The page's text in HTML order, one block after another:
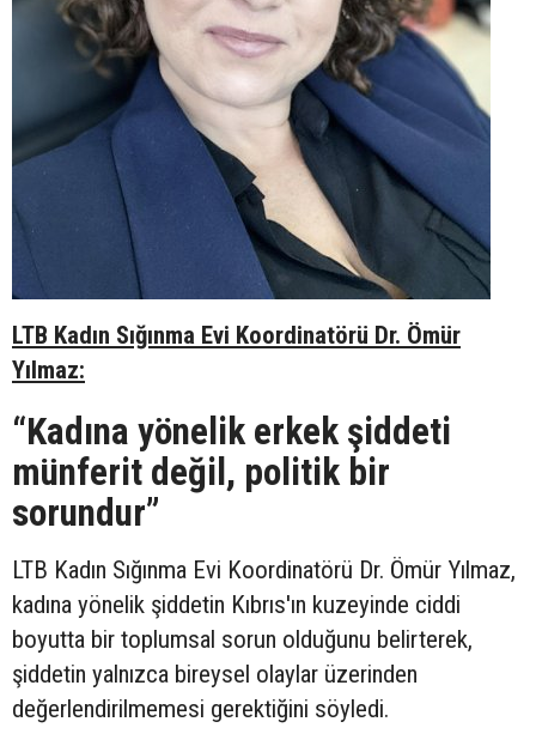
LTB Kadın Sığınma Evi Koordinatörü Dr. Ömür
Yılmaz:
“Kadına yönelik erkek şiddeti
münferit değil, politik bir
sorundur”
LTB Kadın Sığınma Evi Koordinatörü Dr. Ömür Yılmaz,
kadına yönelik şiddetin Kıbrıs'ın kuzeyinde ciddi
boyutta bir toplumsal sorun olduğunu belirterek,
şiddetin yalnızca bireysel olaylar üzerinden
değerlendirilmemesi gerektiğini söyledi.